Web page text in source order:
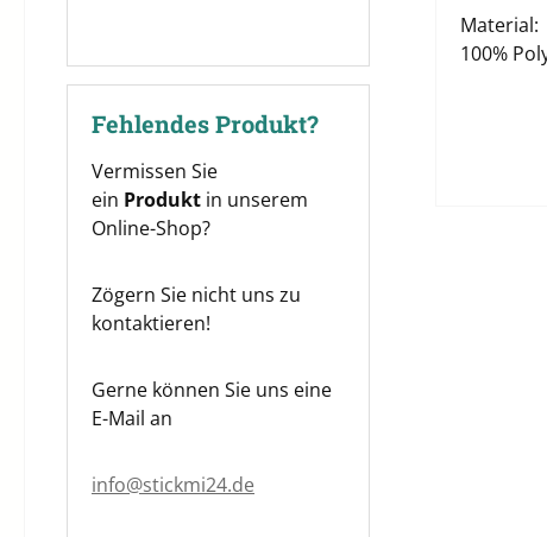
Fehlendes Produkt?
Vermissen Sie
ein Produkt in unserem
Online-Shop?
Zögern Sie nicht uns zu
kontaktieren!
Gerne können Sie uns eine
E-Mail an
info@stickmi24.de
Material:
100%